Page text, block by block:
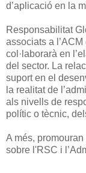
d’aplicació en la
Responsabilitat
associats a
col·laborarà en
del sector. La
suport en el
la realitat de
als nivells de
polític o tècnic,
A més,
sobre l'RSC i